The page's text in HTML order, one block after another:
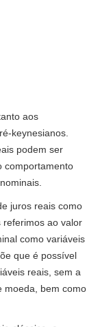
aos
keynesianos.
podem ser
comportamento
juros reais como
referimos ao valor
como variáveis
que é possível
​​reais, sem a
moeda, bem como